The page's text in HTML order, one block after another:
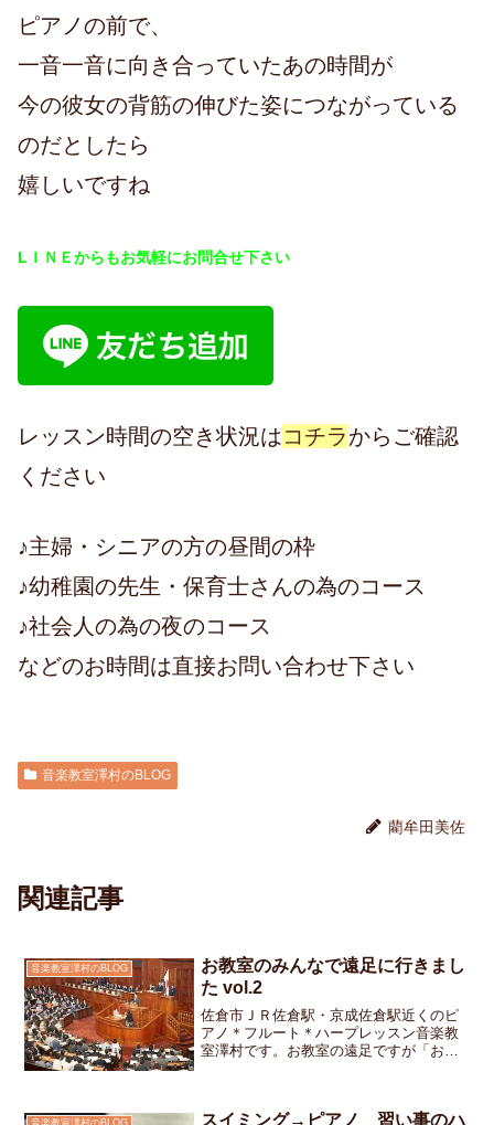
ピアノの前で、
一音一音に向き合っていたあの時間が
今の彼女の背筋の伸びた姿につながっている
のだとしたら
嬉しいですね
LＩＮＥからもお気軽にお問合せ下さい
レッスン時間の空き状況は コチラからご確認
ください
♪主婦・シニアの方の昼間の枠
♪幼稚園の先生・保育士さんの為のコース
♪社会人の為の夜のコース
などのお時間は直接お問い合わせ下さい
音楽教室澤村のBLOG
藺牟田美佐
関連記事
音楽教室澤村のBLOG
お教室のみんなで遠足に行きまし
た vol.2
佐倉市ＪＲ佐倉駅・京成佐倉駅近くのピ
アノ＊フルート＊ハープレッスン音楽教
室澤村です。お教室の遠足ですが「お教
した。きのうの遠足の記事...
音楽教室澤村のBLOG スイミング→ピアノ 習い事のハ